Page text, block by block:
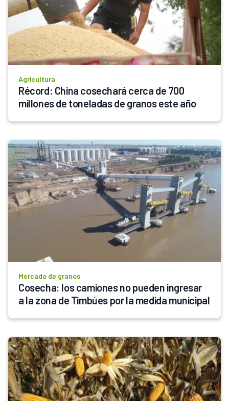
Agricultura
Récord: China cosechará cerca de 700
millones de toneladas de granos este año
Mercado de granos
Cosecha: los camiones no pueden ingresar
a la zona de Timbúes por la medida municipal